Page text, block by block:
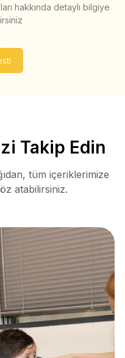
hakkında detaylı bilgiye
Takip Edin
tüm içeriklerimize
atabilirsiniz.